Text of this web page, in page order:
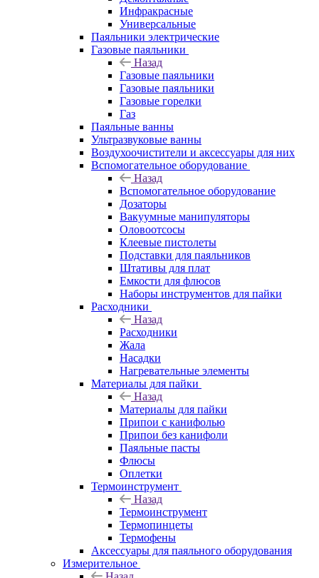
Инфракрасные
Универсальные
Паяльники электрические
Газовые паяльники
Назад
Газовые паяльники
Газовые паяльники
Газовые горелки
Газ
Паяльные ванны
Ультразвуковые ванны
Воздухоочистители и аксессуары для них
Вспомогательное оборудование
Назад
Вспомогательное оборудование
Дозаторы
Вакуумные манипуляторы
Оловоотсосы
Клеевые пистолеты
Подставки для паяльников
Штативы для плат
Емкости для флюсов
Наборы инструментов для пайки
Расходники
Назад
Расходники
Жала
Насадки
Нагревательные элементы
Материалы для пайки
Назад
Материалы для пайки
Припои с канифолью
Припои без канифоли
Паяльные пасты
Флюсы
Оплетки
Термоинструмент
Назад
Термоинструмент
Термопинцеты
Термофены
Аксессуары для паяльного оборудования
Измерительное